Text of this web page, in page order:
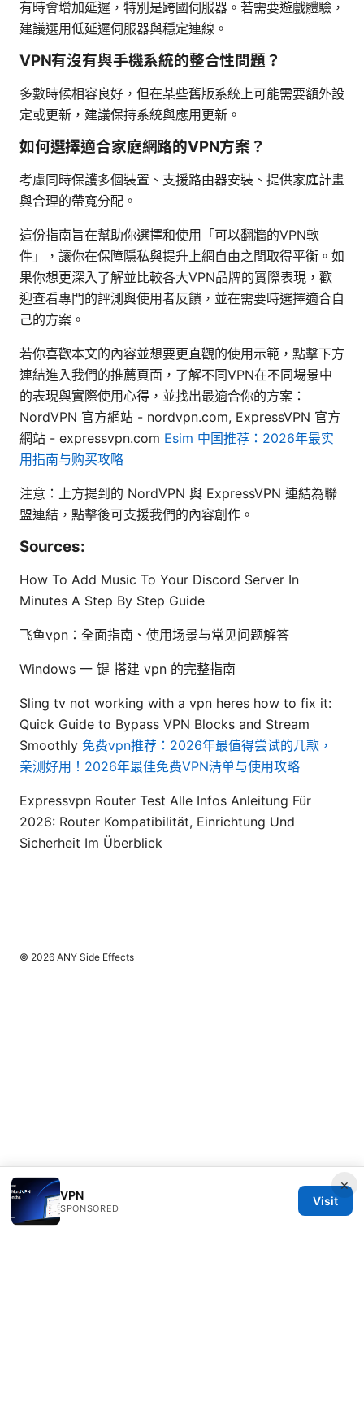
有時會增加延遲，特別是跨國伺服器。若需要遊戲體驗，
建議選用低延遲伺服器與穩定連線。
VPN有沒有與手機系統的整合性問題？
多數時候相容良好，但在某些舊版系統上可能需要額外設
定或更新，建議保持系統與應用更新。
如何選擇適合家庭網路的VPN方案？
考慮同時保護多個裝置、支援路由器安裝、提供家庭計畫
與合理的帶寬分配。
這份指南旨在幫助你選擇和使用「可以翻牆的VPN軟
件」，讓你在保障隱私與提升上網自由之間取得平衡。如
果你想更深入了解並比較各大VPN品牌的實際表現，歡
迎查看專門的評測與使用者反饋，並在需要時選擇適合自
己的方案。
若你喜歡本文的內容並想要更直觀的使用示範，點擊下方
連結進入我們的推薦頁面，了解不同VPN在不同場景中
的表現與實際使用心得，並找出最適合你的方案：
NordVPN 官方網站 - nordvpn.com, ExpressVPN 官方
網站 - expressvpn.com Esim 中国推荐：2026年最实
用指南与购买攻略
注意：上方提到的 NordVPN 與 ExpressVPN 連結為聯
盟連結，點擊後可支援我們的內容創作。
Sources:
How To Add Music To Your Discord Server In
Minutes A Step By Step Guide
飞鱼vpn：全面指南、使用场景与常见问题解答
Windows 一 键 搭建 vpn 的完整指南
Sling tv not working with a vpn heres how to fix it:
Quick Guide to Bypass VPN Blocks and Stream
Smoothly 免费vpn推荐：2026年最值得尝试的几款，
亲测好用！2026年最佳免费VPN清单与使用攻略
Expressvpn Router Test Alle Infos Anleitung Für
2026: Router Kompatibilität, Einrichtung Und
Sicherheit Im Überblick
×
VPN
SPONSORED
Visit
© 2026 ANY Side Effects